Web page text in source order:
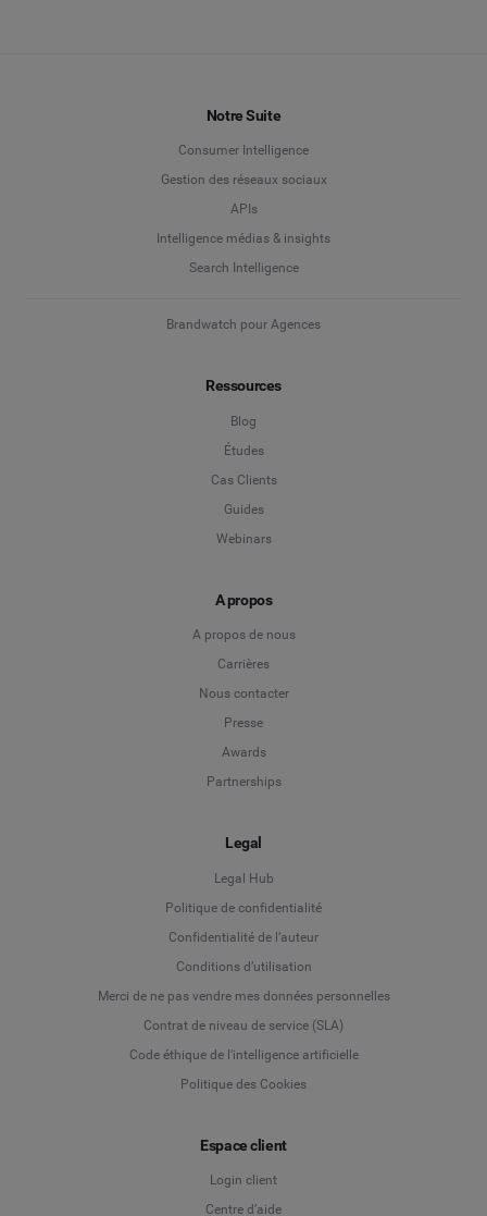
Notre Suite
Consumer Intelligence
Gestion des réseaux sociaux
APIs
Intelligence médias & insights
Search Intelligence
Brandwatch pour Agences
Ressources
Blog
Études
Cas Clients
Guides
Webinars
A propos
A propos de nous
Carrières
Nous contacter
Presse
Awards
Partnerships
Legal
Legal Hub
Politique de confidentialité
Confidentialité de l’auteur
Conditions d’utilisation
Merci de ne pas vendre mes données personnelles
Contrat de niveau de service (SLA)
Code éthique de l'intelligence artificielle
Politique des Cookies
Espace client
Login client
Centre d’aide
Deutsch